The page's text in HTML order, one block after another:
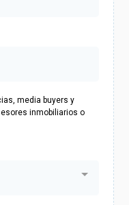
media buyers y
inmobiliarios o